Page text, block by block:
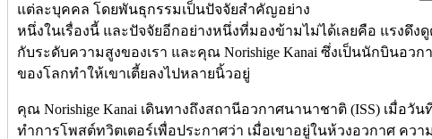
แต่ละบุคคล โดยพันธุกรรมเป็นปัจจัยสำคัญอย่าง
หนึ่งในเรื่องนี้ และปัจจัยอีกอย่างหนึ่งที่มองข้ามไม่ได้เลยคือ แรงดึง
กับระดับความสูงของเรา และคุณ Norishige Kanai ซึ่งเป็นนักบินอว
ของโลกทำให้เขาเตี้ยลงไปหลายนิ้วอยู่
คุณ Norishige Kanai เดินทางถึงสถานีอวกาศนานาชาติ (ISS) เมื่อวัน
ทำการโพสต์ทวิตเตอร์เพื่อประกาศว่า เมื่อเขาอยู่ในห้วงอวกาศ คว